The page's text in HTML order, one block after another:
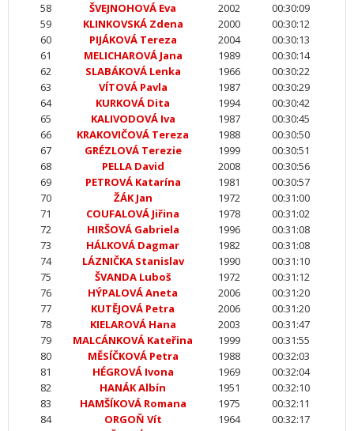
58
ŠVEJNOHOVÁ Eva 2002
00:30:09
59
KLINKOVSKÁ Zdena 2000
00:30:12
60
PIJÁKOVÁ Tereza 2004
00:30:13
61
MELICHAROVÁ Jana 1989
00:30:14
62
SLABÁKOVÁ Lenka 1966
00:30:22
63
VÍTOVÁ Pavla 1987
00:30:29
64
KURKOVÁ Dita 1994
00:30:42
65
KALIVODOVÁ Iva 1987
00:30:45
66
KRAKOVIČOVÁ Tereza 1988
00:30:50
67
GRÉZLOVÁ Terezie 1999
00:30:51
68
PELLA David 2008
00:30:56
69
PETROVÁ Katarína 1981
00:30:57
70
ŽÁK Jan 1972
00:31:00
71
COUFALOVÁ Jiřina 1978
00:31:02
72
HIRŠOVÁ Gabriela 1996
00:31:08
73
HÁLKOVÁ Dagmar 1982
00:31:08
74
LÁZNIČKA Stanislav 1990
00:31:10
75
ŠVANDA Luboš 1972
00:31:12
76
HÝPALOVÁ Aneta 2006
00:31:20
77
KUTĚJOVÁ Petra 2006
00:31:20
78
KIELAROVÁ Hana 2003
00:31:47
79
MALCÁNKOVÁ Kateřina 1999
00:31:55
80
MĚSÍČKOVÁ Petra 1988
00:32:03
81
HÉGROVÁ Ivona 1969
00:32:04
82
HANÁK Albín 1951
00:32:10
83
HAMŠÍKOVÁ Romana 1975
00:32:11
84
ORGOŇ Vít 1964
00:32:17